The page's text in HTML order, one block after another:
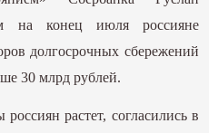
на конец июля россияне
долгосрочных сбережений
30 млрд рублей.
растет, согласились в